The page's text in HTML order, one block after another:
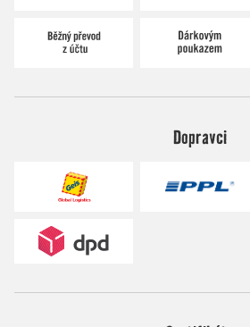
Dopravci